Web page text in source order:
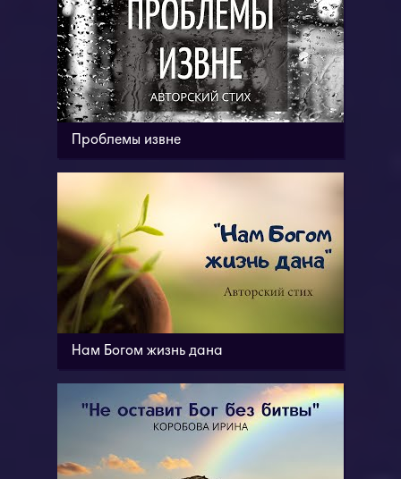
Проблемы извне
Нам Богом жизнь дана